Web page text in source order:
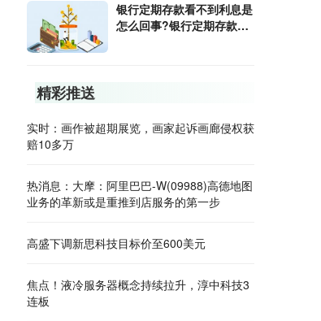
银行定期存款看不到利息是
怎么回事?银行定期存款利
精彩推送
实时：画作被超期展览，画家起诉画廊侵权获
赔10多万
热消息：大摩：阿里巴巴-W(09988)高德地图
业务的革新或是重推到店服务的第一步
高盛下调新思科技目标价至600美元
焦点！液冷服务器概念持续拉升，淳中科技3
连板